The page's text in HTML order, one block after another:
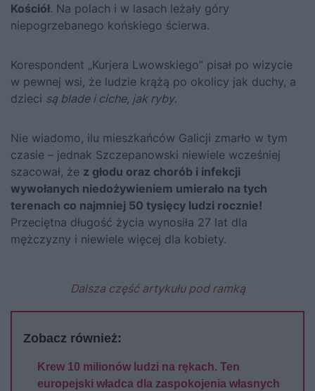
Kościół. Na polach i w lasach leżały góry
niepogrzebanego końskiego ścierwa.
Korespondent „Kurjera Lwowskiego” pisał po wizycie
w pewnej wsi, że ludzie krążą po okolicy jak duchy, a
dzieci są blade i ciche, jak ryby.
Nie wiadomo, ilu mieszkańców Galicji zmarło w tym
czasie – jednak Szczepanowski niewiele wcześniej
szacował, że z głodu oraz chorób i infekcji
wywołanych niedożywieniem umierało na tych
terenach co najmniej 50 tysięcy ludzi rocznie!
Przeciętna długość życia wynosiła 27 lat dla
mężczyzny i niewiele więcej dla kobiety.
Dalsza część artykułu pod ramką
Zobacz również:
Krew 10 milionów ludzi na rękach. Ten
europejski władca dla zaspokojenia własnych